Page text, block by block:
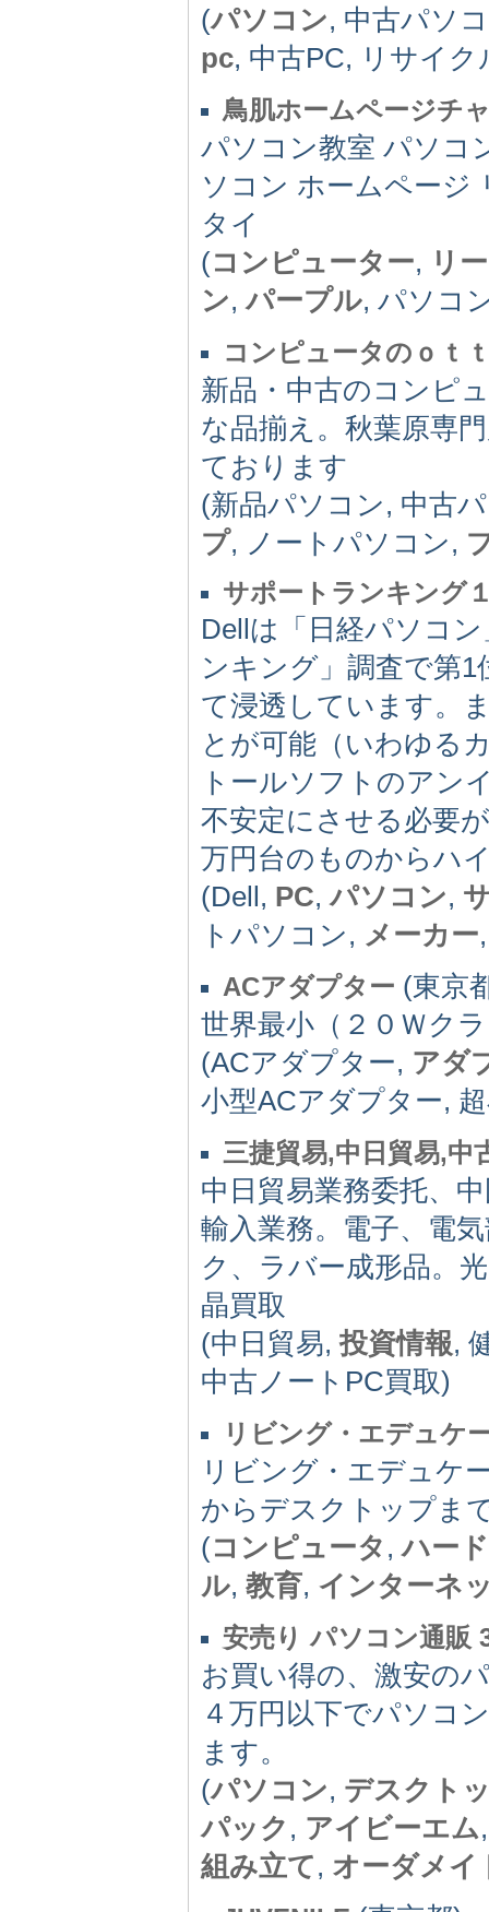
(パソコン, 中古パソ
pc, 中古PC, リサイク
鳥肌ホームページチ
パソコン教室 パソコ
ソコン ホームページ
タイ
(コンピューター, リ
ン,パープル, パソコ
コンピュータのｏｔ
新品・中古のコンピ
な品揃え。秋葉原専
ております
(新品パソコン, 中古
プ, ノートパソコン,
サポートランキング
Dellは「日経パソコ
ンキング」調査で第
て浸透しています。
とが可能（いわゆる
トールソフトのアン
不安定にさせる必要
万円台のものからハ
(Dell, PC,パソコン,
トパソコン, メーカー
ACアダプター (東京
世界最小（２０Ｗク
(ACアダプター, アダ
小型ACアダプター,
三捷貿易,中日貿易,中
中日貿易業務委托、
輸入業務。電子、電
ク、ラバー成形品。
晶買取
(中日貿易,投資情報,
中古ノートPC買取)
リビング・エデュケ
リビング・エデュケ
からデスクトップま
(コンピュータ ,ハー
ル, 教育, インターネ
安売り パソコン通販
お買い得の、激安の
４万円以下でパソコ
ます。
(パソコン, デスクト
パック , アイビーエム
組み立て, オーダメイ